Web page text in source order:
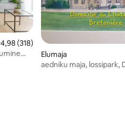
hinnang 4,98/5, 318
4,98 (318)
Elumaja
aedniku maja, lossipark,